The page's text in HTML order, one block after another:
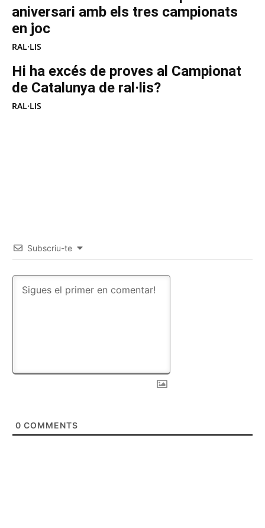
aniversari amb els tres campionats
en joc
RAL·LIS
Hi ha excés de proves al Campionat
de Catalunya de ral·lis?
RAL·LIS
Subscriu-te
0 COMMENTS